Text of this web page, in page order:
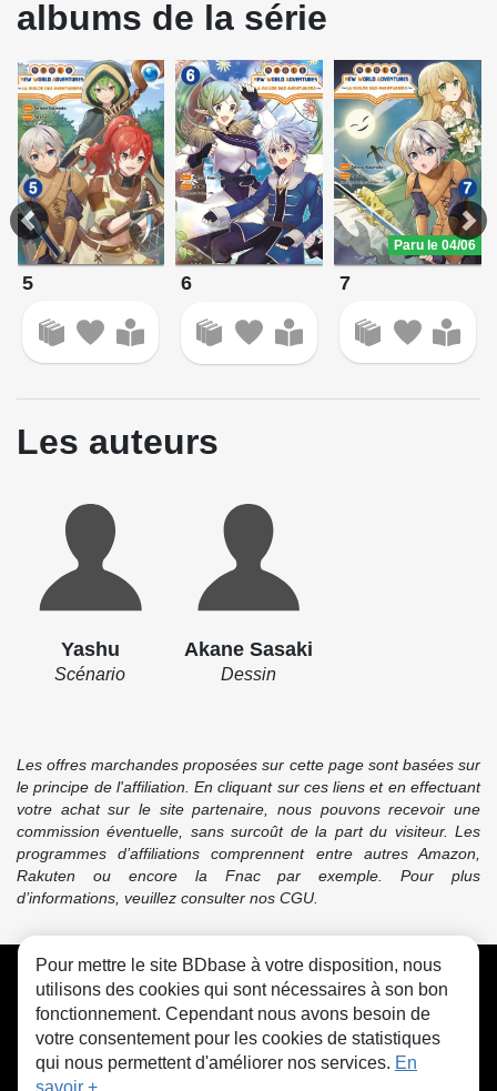
albums de la série
5 6
Paru le 04/06
7
Les auteurs
Yashu
Scénario
Akane Sasaki
Dessin
Les offres marchandes proposées sur cette page sont basées sur
le principe de l'affiliation. En cliquant sur ces liens et en effectuant
votre achat sur le site partenaire, nous pouvons recevoir une
commission éventuelle, sans surcoût de la part du visiteur. Les
programmes d’affiliations comprennent entre autres Amazon,
Rakuten ou encore la Fnac par exemple. Pour plus
d’informations, veuillez consulter nos CGU.
CGU FAQ Contact Cookies
Pour mettre le site BDbase à votre disposition, nous
utilisons des cookies qui sont nécessaires à son bon
fonctionnement. Cependant nous avons besoin de
votre consentement pour les cookies de statistiques
qui nous permettent d'améliorer nos services. En
savoir +